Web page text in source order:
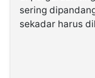
2026sering
sekadar harus